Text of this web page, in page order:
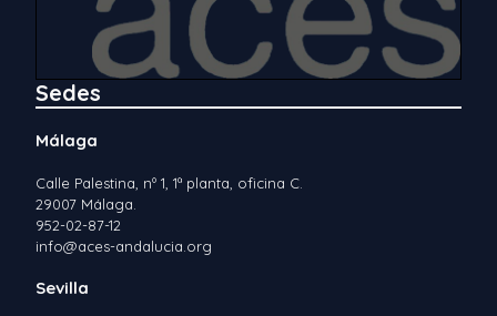
Sedes
Málaga
Calle Palestina, nº 1, 1ª planta, oficina C.
29007 Málaga.
952-02-87-12
info@aces-andalucia.org
Sevilla